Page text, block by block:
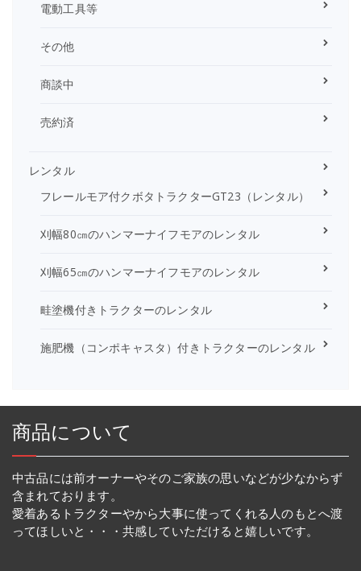
電動工具等
その他
商談中
売約済
レンタル
フレールモア付クボタトラクターGT23（レンタル）
刈幅80㎝のハンマーナイフモアのレンタル
刈幅65㎝のハンマーナイフモアのレンタル
畦塗機付きトラクターのレンタル
施肥機（コンポキャスタ）付きトラクターのレンタル
商品について
中古品には前オーナーやそのご家族の思いなどが少なからず
含まれております。
愛着あるトラクターやから大事に使ってくれる人のもとへ渡
ってほしいと・・・共感していただけると嬉しいです。